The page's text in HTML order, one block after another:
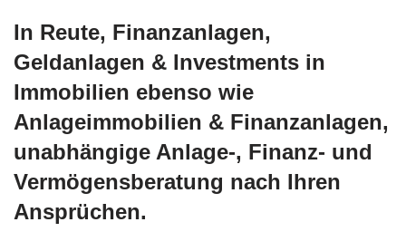
In Reute, Finanzanlagen,
Geldanlagen & Investments in
Immobilien ebenso wie
Anlageimmobilien & Finanzanlagen,
unabhängige Anlage-, Finanz- und
Vermögensberatung nach Ihren
Ansprüchen.